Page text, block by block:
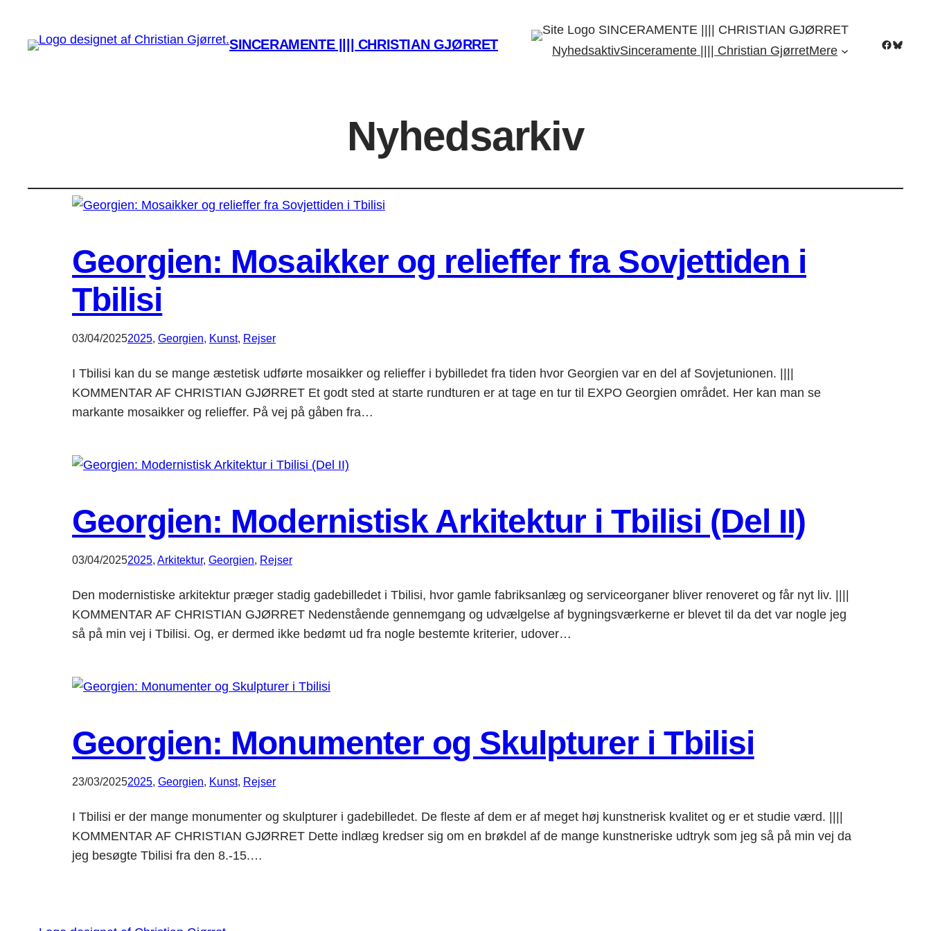
SINCERAMENTE |||| CHRISTIAN GJØRRET
SINCERAMENTE |||| CHRISTIAN GJØRRET
NyhedsaktivSinceramente |||| Christian GjørretMere Facebook
Bluesky
Nyhedsarkiv
Georgien: Mosaikker og relieffer fra Sovjettiden i
Tbilisi
03/04/20252025, Georgien‎, Kunst, Rejser
I Tbilisi kan du se mange æstetisk udførte mosaikker og relieffer i bybilledet fra tiden hvor Georgien var en del af Sovjetunionen. ||||
KOMMENTAR AF CHRISTIAN GJØRRET Et godt sted at starte rundturen er at tage en tur til EXPO Georgien området. Her kan man se
markante mosaikker og relieffer. På vej på gåben fra…
Georgien: Modernistisk Arkitektur i Tbilisi (Del II)
03/04/20252025, Arkitektur, Georgien‎, Rejser
Den modernistiske arkitektur præger stadig gadebilledet i Tbilisi, hvor gamle fabriksanlæg og serviceorganer bliver renoveret og får nyt liv. ||||
KOMMENTAR AF CHRISTIAN GJØRRET Nedenstående gennemgang og udvælgelse af bygningsværkerne er blevet til da det var nogle jeg
så på min vej i Tbilisi. Og, er dermed ikke bedømt ud fra nogle bestemte kriterier, udover…
Georgien: Monumenter og Skulpturer i Tbilisi
23/03/20252025, Georgien‎, Kunst, Rejser
I Tbilisi er der mange monumenter og skulpturer i gadebilledet. De fleste af dem er af meget høj kunstnerisk kvalitet og er et studie værd. ||||
KOMMENTAR AF CHRISTIAN GJØRRET Dette indlæg kredser sig om en brøkdel af de mange kunstneriske udtryk som jeg så på min vej da
jeg besøgte Tbilisi fra den 8.-15.…